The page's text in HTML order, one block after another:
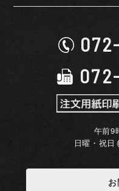
午前9
日曜・祝日